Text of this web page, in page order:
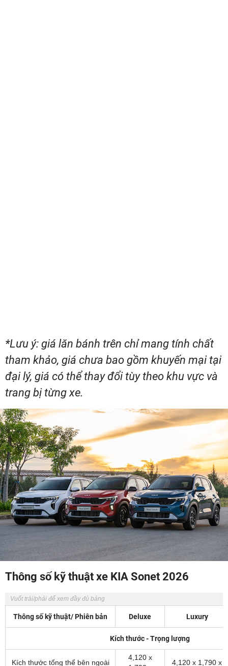
*Lưu ý: giá lăn bánh trên chỉ mang tính chất
tham khảo, giá chưa bao gồm khuyến mại tại
đại lý, giá có thể thay đổi tùy theo khu vực và
trang bị từng xe.
Thông số kỹ thuật xe KIA Sonet 2026
Thông số kỹ thuật/ Phiên bản Deluxe Luxury
Kích thước - Trọng lượng
Kích thước tổng thể bên ngoài
4,120 x
4,120 x 1,790 x